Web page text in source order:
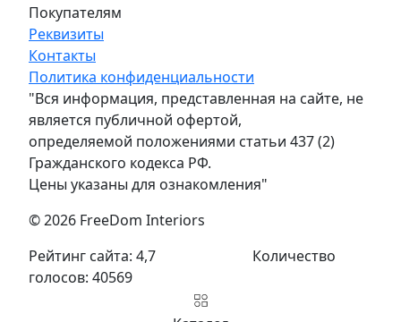
Покупателям
Реквизиты
Контакты
Политика конфиденциальности
"Вся информация, представленная на сайте, не
является публичной офертой,
определяемой положениями статьи 437 (2)
Гражданского кодекса РФ.
Цены указаны для ознакомления"
© 2026 FreeDom Interiors
Рейтинг сайта: 4,7
Количество
голосов: 40569